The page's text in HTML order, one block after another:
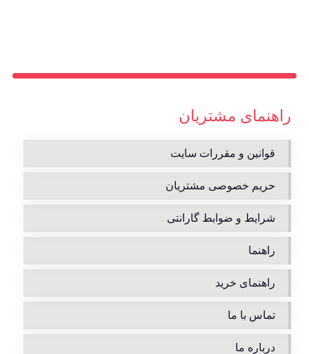
راهنمای مشتریان
قوانین و مقررات سایت
حریم خصوصی مشتریان
شرایط و ضوابط گارانتی
راهنما
راهنمای خرید
تماس با ما
درباره ما